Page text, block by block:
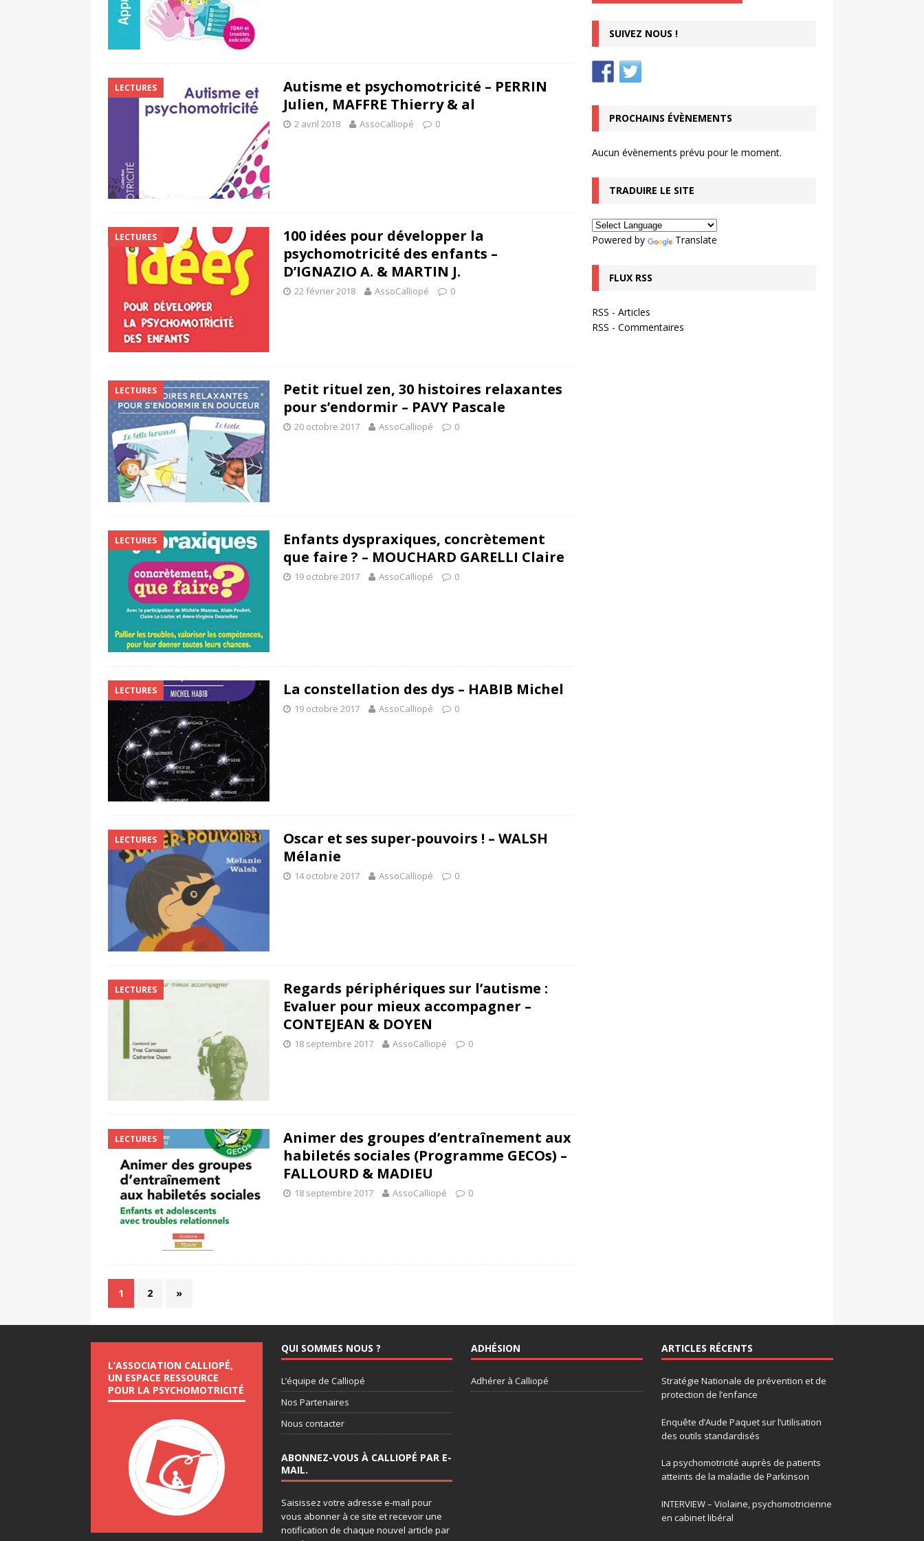
LECTURES
Autisme et psychomotricité – PERRIN
Julien, MAFFRE Thierry & al
2 avril 2018 AssoCalliopé 0
LECTURES
100 idées pour développer la
psychomotricité des enfants –
D’IGNAZIO A. & MARTIN J.
22 février 2018 AssoCalliopé 0
LECTURES
Petit rituel zen, 30 histoires relaxantes
pour s’endormir – PAVY Pascale
20 octobre 2017 AssoCalliopé 0
LECTURES
Enfants dyspraxiques, concrètement
que faire ? – MOUCHARD GARELLI Claire
19 octobre 2017 AssoCalliopé 0
LECTURES La constellation des dys – HABIB Michel
19 octobre 2017 AssoCalliopé 0
LECTURES
Oscar et ses super-pouvoirs ! – WALSH
Mélanie
14 octobre 2017 AssoCalliopé 0
LECTURES
Regards périphériques sur l’autisme :
Evaluer pour mieux accompagner –
CONTEJEAN & DOYEN
18 septembre 2017 AssoCalliopé 0
LECTURES
Animer des groupes d’entraînement aux
habiletés sociales (Programme GECOs) –
FALLOURD & MADIEU
18 septembre 2017 AssoCalliopé 0
1 2 »
SUIVEZ NOUS !
PROCHAINS ÉVÈNEMENTS
Aucun évènements prévu pour le moment.
TRADUIRE LE SITE
Powered by Translate
FLUX RSS
RSS - Articles
RSS - Commentaires
L’ASSOCIATION CALLIOPÉ,
UN ESPACE RESSOURCE
POUR LA PSYCHOMOTRICITÉ
QUI SOMMES NOUS ?
L’équipe de Calliopé
Nos Partenaires
Nous contacter
ABONNEZ-VOUS À CALLIOPÉ PAR E-
MAIL.
Saisissez votre adresse e-mail pour
vous abonner à ce site et recevoir une
notification de chaque nouvel article par
ADHÉSION
Adhérer à Calliopé
ARTICLES RÉCENTS
Stratégie Nationale de prévention et de
protection de l’enfance
Enquête d’Aude Paquet sur l’utilisation
des outils standardisés
La psychomotricité auprès de patients
atteints de la maladie de Parkinson
INTERVIEW – Violaine, psychomotricienne
en cabinet libéral